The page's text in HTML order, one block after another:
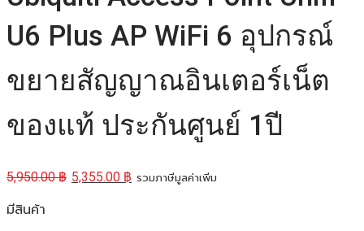
U6 Plus AP WiFi 6 อุปกรณ์
ขยายสัญญาณอินเตอร์เน็ต
ของแท้ ประกันศูนย์ 1ปี
5,950.00฿ 5,355.00 ฿ รวมภาษีมูลค่าเพิ่ม
มีสินค้า